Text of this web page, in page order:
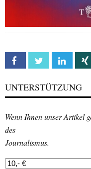
Facebook Twitter Linkedin
UNTERSTÜTZUNG
Wenn Ihnen unser Artikel
des
Journalismus.